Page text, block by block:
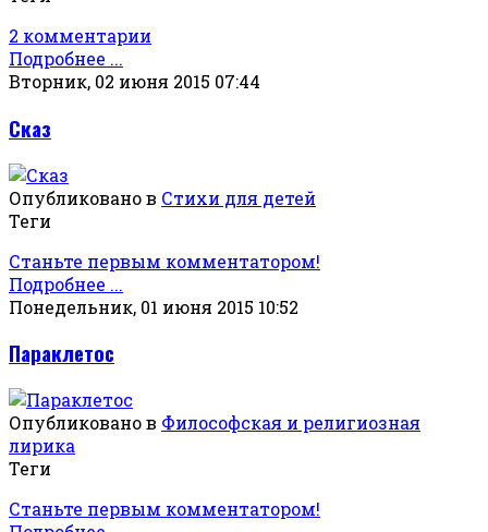
2 комментарии
Подробнее ...
Вторник, 02 июня 2015 07:44
Сказ
Опубликовано в Стихи для детей
Теги
Станьте первым комментатором!
Подробнее ...
Понедельник, 01 июня 2015 10:52
Параклетос
Опубликовано в Философская и религиозная
лирика
Теги
Станьте первым комментатором!